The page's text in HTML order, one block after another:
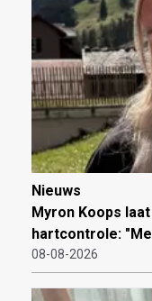
Nieuws
Myron Koops
hartcontrole:
08-08-2026